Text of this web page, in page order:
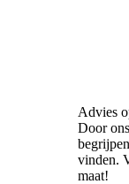
Advies
Door
vinden.
maat!